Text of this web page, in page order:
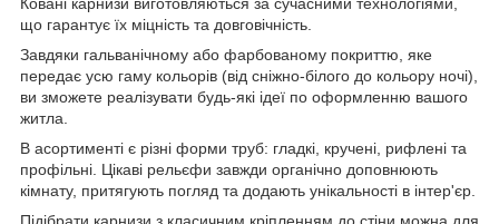
Ковані карнизи виготовляються за сучасними технологіями,
що гарантує їх міцність та довговічність.
Завдяки гальванічному або фарбованому покриттю, яке
передає усю гаму кольорів (від сніжно-білого до кольору ночі),
ви зможете реалізувати будь-які ідеї по оформленню вашого
житла.
В асортименті є різні форми труб: гладкі, кручені, рифлені та
профільні. Цікаві рельєфи завжди органічно доповнюють
кімнату, притягують погляд та додають унікальності в інтер'єр.